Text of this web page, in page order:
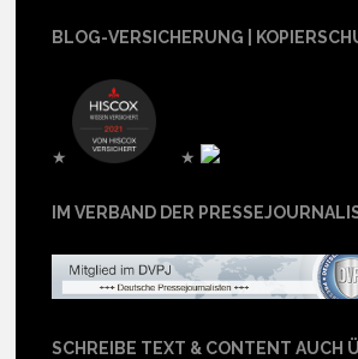
BLOG-VERSICHERUNG |
★ ★
IM VERBAND DER
SCHREIBE TEXT & CONTENT AUCH